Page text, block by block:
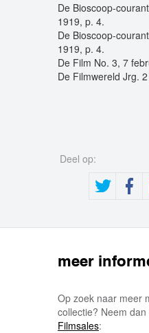
De Bioscoop-
1919, p. 4.
De Bioscoop-
1919, p. 4.
De Film No. 3, 7
De Filmwereld Jrg.
Deel op:
meer
Op zoek naar meer
collectie? Neem
Filmsales: